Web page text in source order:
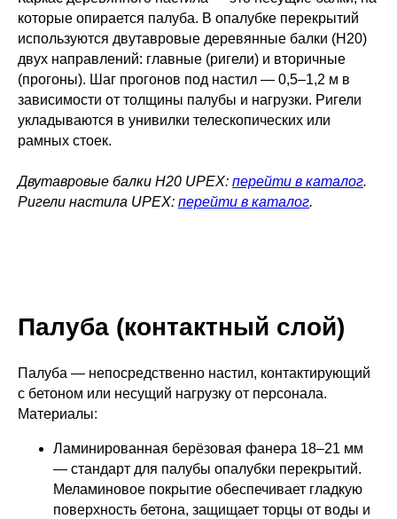
которые опирается палуба. В опалубке перекрытий
используются двутавровые деревянные балки (Н20)
двух направлений: главные (ригели) и вторичные
(прогоны). Шаг прогонов под настил — 0,5–1,2 м в
зависимости от толщины палубы и нагрузки. Ригели
укладываются в унивилки телескопических или
рамных стоек.
Двутавровые балки Н20 UPEX: перейти в каталог.
Ригели настила UPEX: перейти в каталог.
Палуба (контактный слой)
Палуба — непосредственно настил, контактирующий
с бетоном или несущий нагрузку от персонала.
Материалы:
Ламинированная берёзовая фанера 18–21 мм
— стандарт для палубы опалубки перекрытий.
Меламиновое покрытие обеспечивает гладкую
поверхность бетона, защищает торцы от воды и